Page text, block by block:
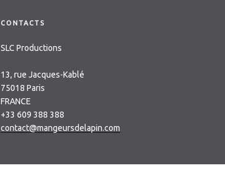
CONTACTS
SLC Productions
13, rue Jacques-Kablé
75018 Paris
FRANCE
+33 609 388 388
contact@mangeursdelapin.com